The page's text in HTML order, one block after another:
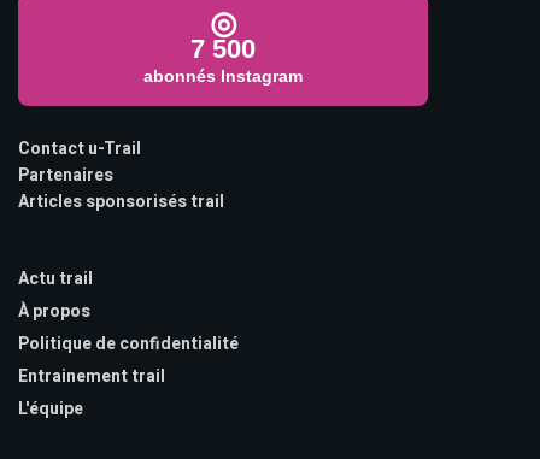
◎
7 500
abonnés Instagram
Contact u-Trail
Partenaires
Articles sponsorisés trail
Actu trail
À propos
Politique de confidentialité
Entrainement trail
L'équipe